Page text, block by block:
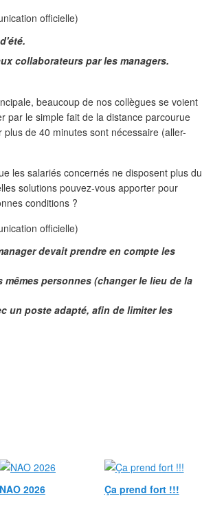
officielle)
collaborateurs par les managers.
beaucoup de nos collègues se voient
par le simple fait de la distance parcourue
de 40 minutes sont nécessaire (aller-
les salariés concernés ne disposent plus du
solutions pouvez-vous apporter pour
conditions ?
officielle)
devait prendre en compte les
personnes (changer le lieu de la
un poste adapté, afin de limiter les
NAO 2026 Ça prend fort !!!